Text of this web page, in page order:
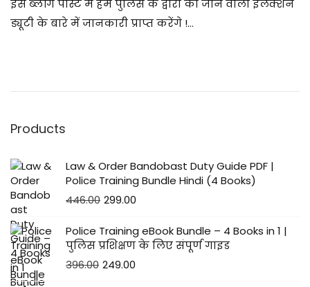
/
0
इस ब्लॉग पोस्ट में हम पुलिस के द्वारा की जाने वाली इलेक्शन
ड्यूटी के बारे में जानकारी प्राप्त करेंगे !…
Products
Law & Order Bandobast Duty Guide PDF |
Police Training Bundle Hindi (4 Books)
446.00 299.00
Police Training eBook Bundle – 4 Books in 1 |
पुलिस प्रशिक्षण के लिए संपूर्ण गाइड
396.00 249.00